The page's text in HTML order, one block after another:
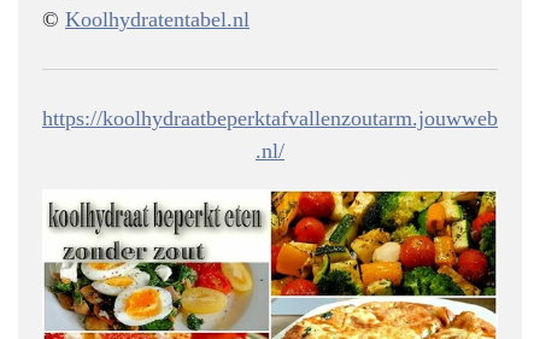
© Koolhydratentabel.nl
https://koolhydraatbeperktafvallenzoutarm.jouwweb
.nl/